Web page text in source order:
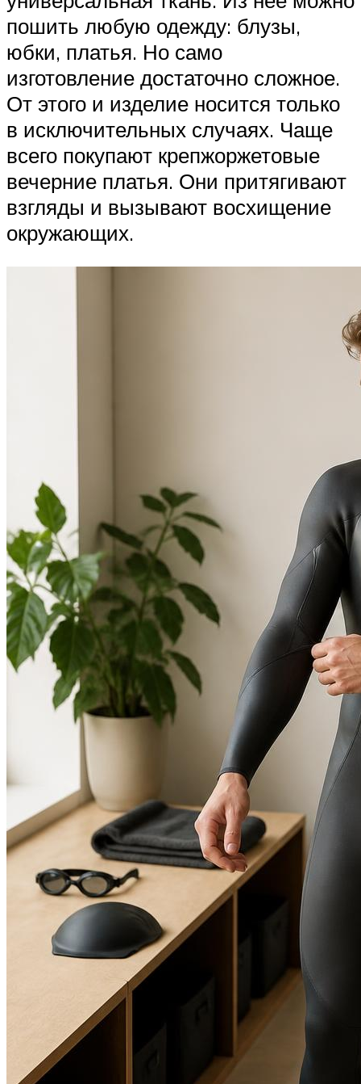
пошить любую одежду: блузы,
юбки, платья. Но само
изготовление достаточно сложное.
От этого и изделие носится только
в исключительных случаях. Чаще
всего покупают крепжоржетовые
вечерние платья. Они притягивают
взгляды и вызывают восхищение
окружающих.